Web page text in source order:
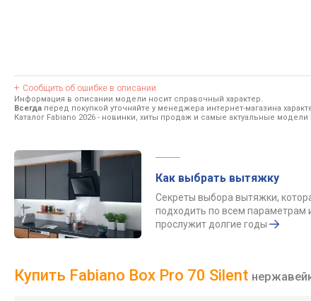
Сообщить об ошибке в описании
Информация в описании модели носит справочный характер.
Всегда перед покупкой уточняйте у менеджера интернет-магазина
Каталог Fabiano 2026 - новинки, хиты продаж и самые актуальные модели
Как выбрать вытяжку
Секреты выбора вытяжки,
подходить по всем параметрам
прослужит долгие годы
Купить Fabiano Box Pro 70 Silent